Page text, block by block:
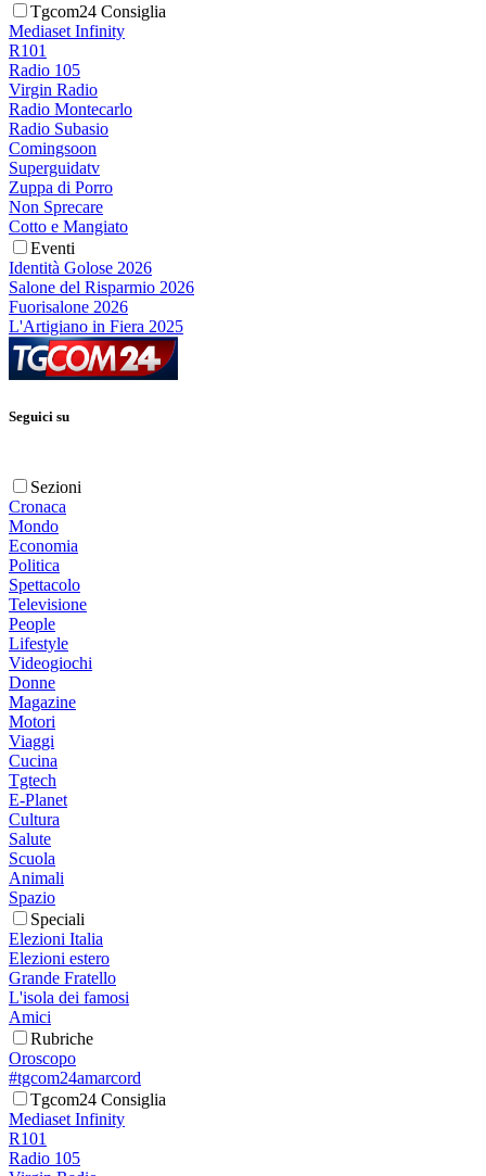
Tgcom24 Consiglia
Mediaset Infinity
R101
Radio 105
Virgin Radio
Radio Montecarlo
Radio Subasio
Comingsoon
Superguidatv
Zuppa di Porro
Non Sprecare
Cotto e Mangiato
Eventi
Identità Golose 2026
Salone del Risparmio 2026
Fuorisalone 2026
L'Artigiano in Fiera 2025
Seguici su
Sezioni
Cronaca
Mondo
Economia
Politica
Spettacolo
Televisione
People
Lifestyle
Videogiochi
Donne
Magazine
Motori
Viaggi
Cucina
Tgtech
E-Planet
Cultura
Salute
Scuola
Animali
Spazio
Speciali
Elezioni Italia
Elezioni estero
Grande Fratello
L'isola dei famosi
Amici
Rubriche
Oroscopo
#tgcom24amarcord
Tgcom24 Consiglia
Mediaset Infinity
R101
Radio 105